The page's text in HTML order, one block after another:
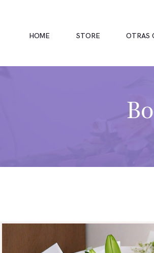
HOME STORE OTRAS
FLORES POR SUBSCRIPCION